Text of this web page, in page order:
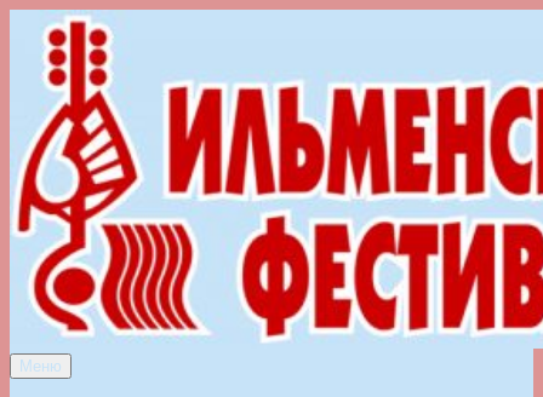
Перейти
содержимому
Ильменский фестиваль авторской песни
Меню